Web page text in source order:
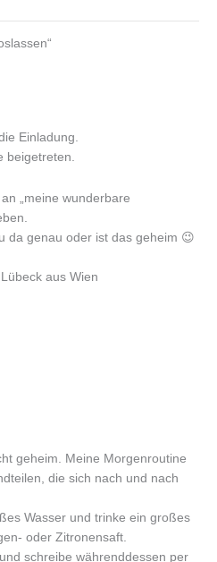
Einladung.
beigetreten.
„meine wunderbare
da genau oder ist das geheim 😉
aus Wien
geheim. Meine Morgenroutine
die sich nach und nach
Wasser und trinke ein großes
oder Zitronensaft.
schreibe währenddessen per